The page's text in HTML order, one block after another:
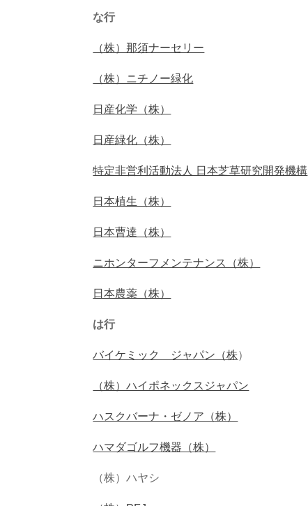
な行
（株）那須ナーセリー
（株）ニチノー緑化
日産化学（株）
日産緑化（株）
特定非営利活動法人 日本芝草研究開発機構
日本植生（株）
日本曹達（株）
ニホンターフメンテナンス（株）
日本農薬（株）
は行
バイケミック ジャパン（株）
（株）ハイポネックスジャパン
ハスクバーナ・ゼノア（株）
ハマダゴルフ機器（株）
（株）ハヤシ